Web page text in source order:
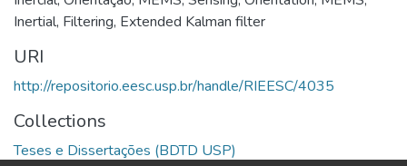
Inertial, Filtering, Extended Kalman filter
URI
http://repositorio.eesc.usp.br/handle/RIEESC/4035
Collections
Teses e Dissertações (BDTD USP)